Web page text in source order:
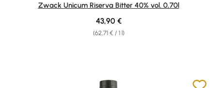
Zwack Unicum Riserva Bitter 40% vol. 0,70l
(62,71 € / 1 l)
Regular price:
43,90 €